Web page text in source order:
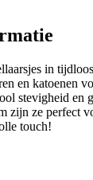
in
en katoenen
stevigheid en
zijn ze perfect
touch!